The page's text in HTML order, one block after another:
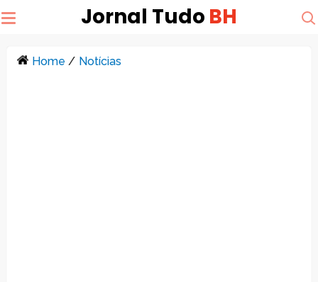
Jornal Tudo BH
Home / Notícias